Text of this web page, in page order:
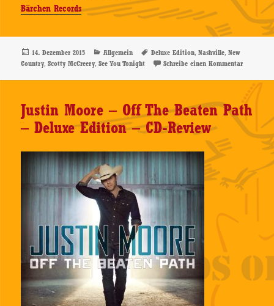
Bärchen Records
Veröffentlicht
am
14. Dezember 2015 Kategorien
Allgemein Schlagwörter
Deluxe Edition,Nashville,New
Country,Scotty McCreery,See You Tonight Schreibe einen Kommentarzu Scotty
Justin Moore – Off The Beaten Path
– Deluxe Edition – CD-Review